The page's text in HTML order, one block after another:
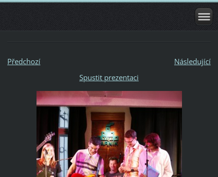
Předchozí
Následující
Spustit prezentaci